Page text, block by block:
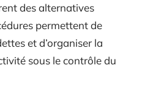
des alternatives
permettent de
et d’organiser la
sous le contrôle du